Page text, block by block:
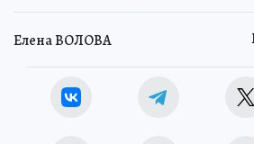
Елена ВОЛОВА